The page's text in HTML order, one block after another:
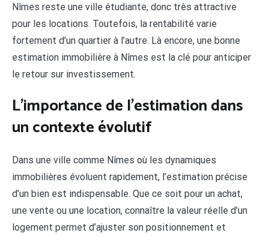
Nîmes reste une ville étudiante, donc très attractive
pour les locations. Toutefois, la rentabilité varie
fortement d’un quartier à l’autre. Là encore, une bonne
estimation immobilière à Nîmes est la clé pour anticiper
le retour sur investissement.
L’importance de l’estimation dans
un contexte évolutif
Dans une ville comme Nîmes où les dynamiques
immobilières évoluent rapidement, l’estimation précise
d’un bien est indispensable. Que ce soit pour un achat,
une vente ou une location, connaître la valeur réelle d’un
logement permet d’ajuster son positionnement et